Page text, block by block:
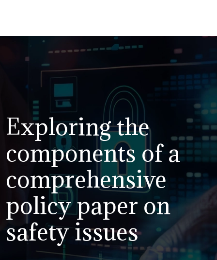
Exploring the
components of a
comprehensive
policy paper on
safety issues